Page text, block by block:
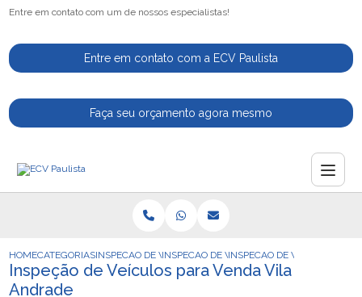
Entre em contato com um de nossos especialistas!
Entre em contato com a ECV Paulista
Faça seu orçamento agora mesmo
HOMECATEGORIASINSPECAO DE VEICULOSINSPECAO DE VEICULO DE APLICATIVO
INSPECAO DE VEICULOS
Inspeção de Veículos para Venda Vila
Andrade